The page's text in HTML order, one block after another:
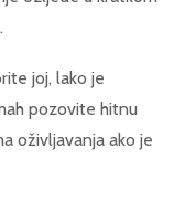
joj, lako je
pozovite hitnu
oživljavanja ako je